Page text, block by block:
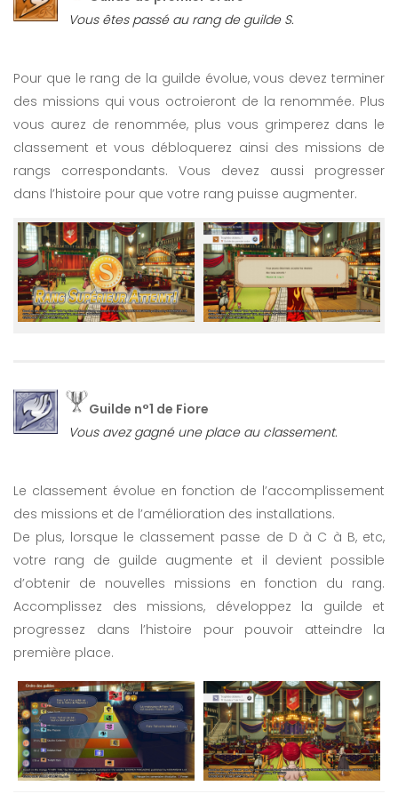
Vous êtes passé au rang de guilde S.
Pour que le rang de la guilde évolue, vous devez terminer
des missions qui vous octroieront de la renommée. Plus
vous aurez de renommée, plus vous grimperez dans le
classement et vous débloquerez ainsi des missions de
rangs correspondants. Vous devez aussi progresser
dans l’histoire pour que votre rang puisse augmenter.
Guilde n°1 de Fiore
Vous avez gagné une place au classement.
Le classement évolue en fonction de l’accomplissement
des missions et de l’amélioration des installations.
De plus, lorsque le classement passe de D à C à B, etc,
votre rang de guilde augmente et il devient possible
d’obtenir de nouvelles missions en fonction du rang.
Accomplissez des missions, développez la guilde et
progressez dans l’histoire pour pouvoir atteindre la
première place.